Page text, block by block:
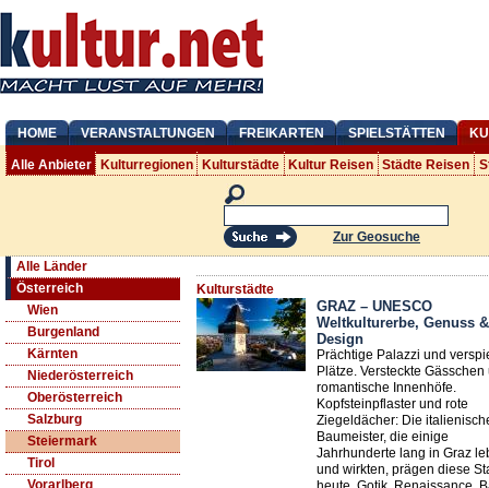
HOME VERANSTALTUNGEN FREIKARTEN SPIELSTÄTTEN
Alle Anbieter Kulturregionen Kulturstädte Kultur Reisen Städte Reisen
Zur Geosuche
Alle Länder
Österreich
Wien
Burgenland
Kärnten
Niederösterreich
Oberösterreich
Salzburg
Steiermark
Tirol
Vorarlberg
Kulturstädte
GRAZ – UNESCO
Weltkulturerbe, Genuss &
Design
Prächtige Palazzi und
Plätze. Versteckte Gässchen
romantische Innenhöfe.
Kopfsteinpflaster und rote
Ziegeldächer: Die
Baumeister, die einige
Jahrhunderte lang in Graz
und wirkten, prägen diese